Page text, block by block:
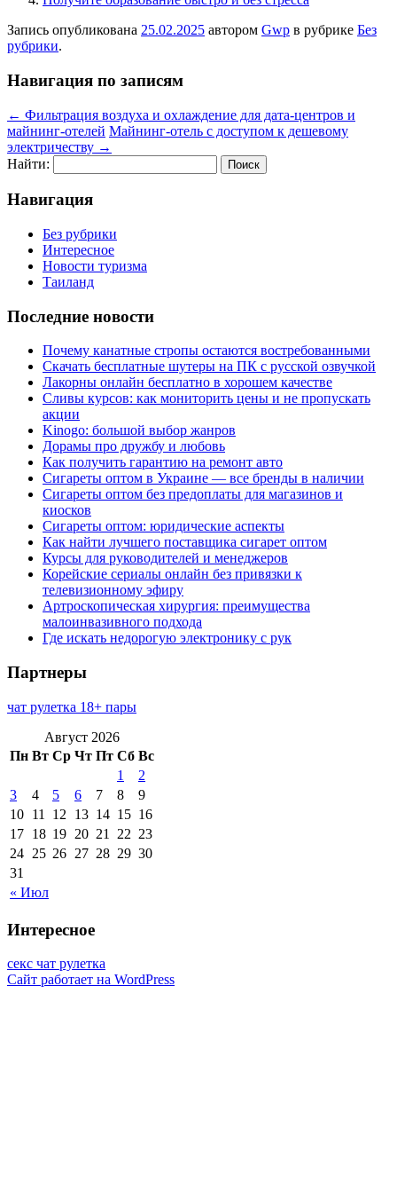
Запись опубликована 25.02.2025 автором Gwp в рубрике Без
рубрики.
Навигация по записям
← Фильтрация воздуха и охлаждение для дата-центров и
майнинг-отелей Майнинг-отель с доступом к дешевому
электричеству →
Найти:
Навигация
Без рубрики
Интересное
Новости туризма
Таиланд
Последние новости
Почему канатные стропы остаются востребованными
Скачать бесплатные шутеры на ПК с русской озвучкой
Лакорны онлайн бесплатно в хорошем качестве
Сливы курсов: как мониторить цены и не пропускать
акции
Kinogo: большой выбор жанров
Дорамы про дружбу и любовь
Как получить гарантию на ремонт авто
Сигареты оптом в Украине — все бренды в наличии
Сигареты оптом без предоплаты для магазинов и
киосков
Сигареты оптом: юридические аспекты
Как найти лучшего поставщика сигарет оптом
Курсы для руководителей и менеджеров
Корейские сериалы онлайн без привязки к
телевизионному эфиру
Артроскопическая хирургия: преимущества
малоинвазивного подхода
Где искать недорогую электронику с рук
Партнеры
чат рулетка 18+ пары
Август 2026
Пн Вт Ср Чт Пт Сб Вс
« Июл
1
2
3
4 5 6 7 8
9
10 11 12 13 14 15 16
17 18 19 20 21 22 23
24 25 26 27 28 29 30
31
Интересное
секс чат рулетка
Сайт работает на WordPress